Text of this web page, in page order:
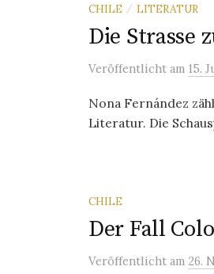
CHILE / LITERATUR
Die Strasse
Veröffentlicht am 15.
Nona Fernández
Literatur. Die
CHILE
Der Fall
Veröffentlicht am 26.